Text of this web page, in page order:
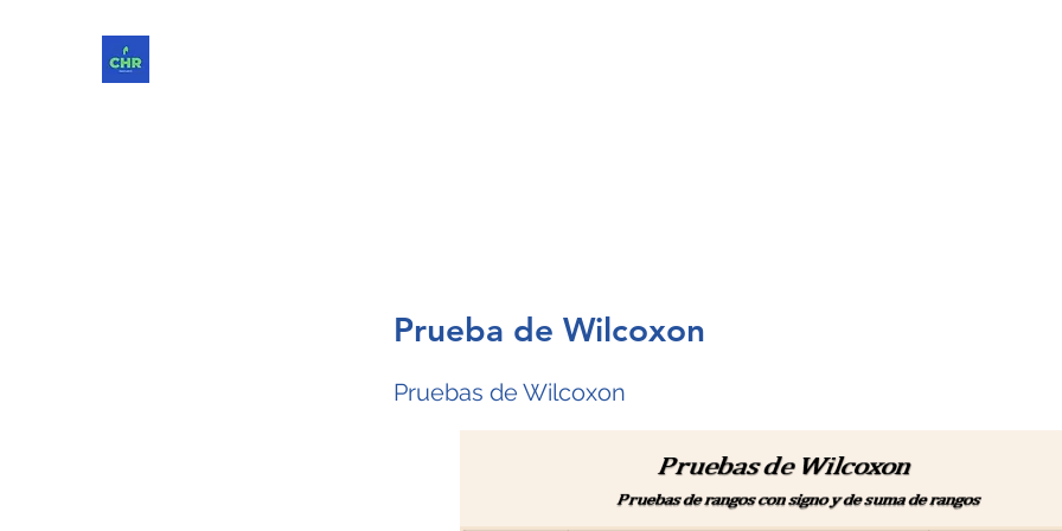
Prueba de Wilcoxon
Pruebas de Wilcoxon